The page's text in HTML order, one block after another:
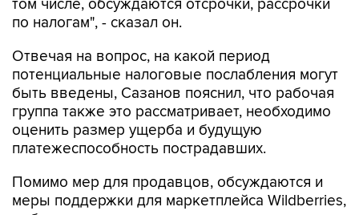
Отвечая на вопрос, на какой период
быть введены, Сазанов пояснил, что рабочая
группа также это рассматривает, необходимо
оценить размер ущерба и будущую
платежеспособность пострадавших.
Помимо мер для продавцов, обсуждаются и
добавил он, отказавшись раскрывать
конкретные обсуждаемые меры.